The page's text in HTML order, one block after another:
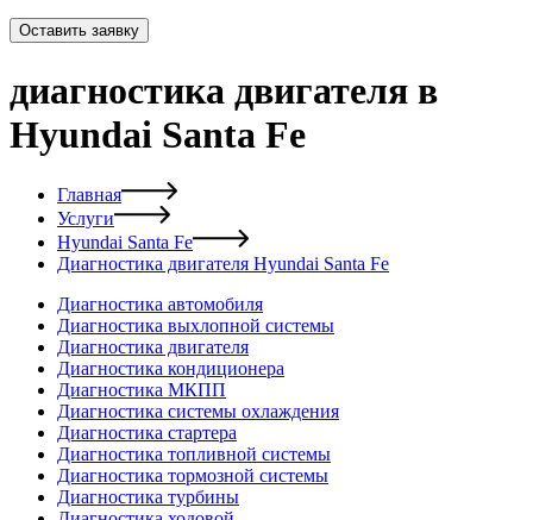
Оставить заявку
диагностика двигателя в
Hyundai Santa Fe
Главная
Услуги
Hyundai Santa Fe
Диагностика двигателя Hyundai Santa Fe
Диагностика автомобиля
Диагностика выхлопной системы
Диагностика двигателя
Диагностика кондиционера
Диагностика МКПП
Диагностика системы охлаждения
Диагностика стартера
Диагностика топливной системы
Диагностика тормозной системы
Диагностика турбины